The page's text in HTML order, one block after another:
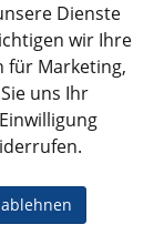
Neuwagen
Leon Sportstourer
Homburg
Dienste
wir Ihre
für Marketing,
uns Ihr